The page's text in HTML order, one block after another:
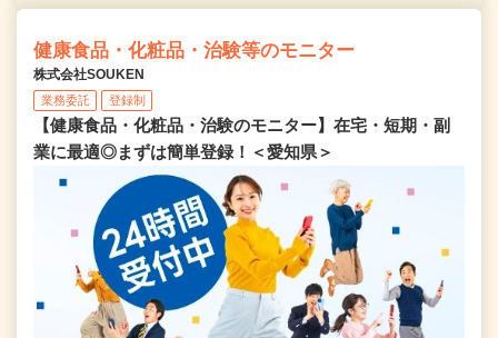
健康食品・化粧品・治験等のモニター
株式会社SOUKEN
業務委託 登録制
【健康食品・化粧品・治験のモニター】在宅・短期・副
業に最適◎まずは簡単登録！＜愛知県＞